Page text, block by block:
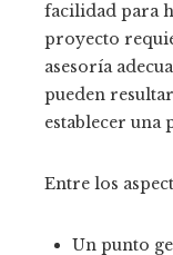
facilidad para
proyecto
asesoría
pueden
establecer una
Entre los
Un punto